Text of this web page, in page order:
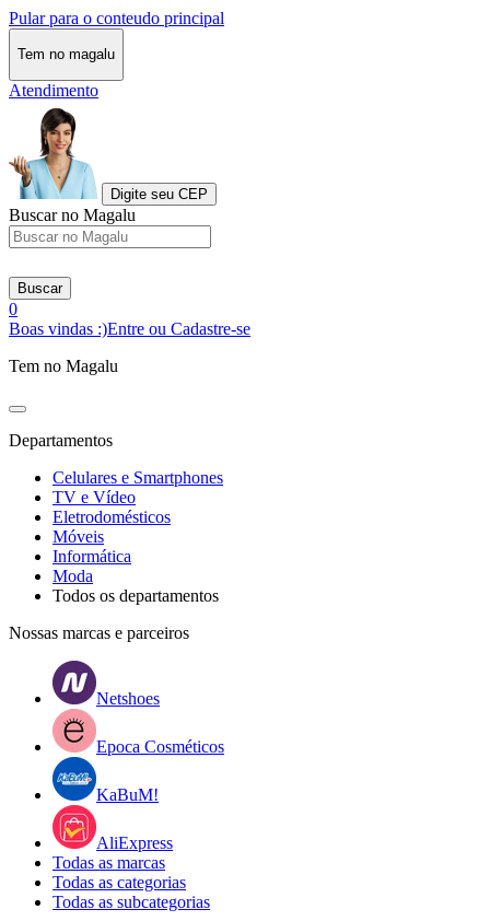
Pular para o conteudo principal
Tem no magalu
Atendimento
Digite seu CEP
Buscar no Magalu
Buscar
0
Boas vindas :)Entre ou Cadastre-se
Tem no Magalu
Departamentos
Celulares e Smartphones
TV e Vídeo
Eletrodomésticos
Móveis
Informática
Moda
Todos os departamentos
Nossas marcas e parceiros
Netshoes
Epoca Cosméticos
KaBuM!
AliExpress
Todas as marcas
Todas as categorias
Todas as subcategorias